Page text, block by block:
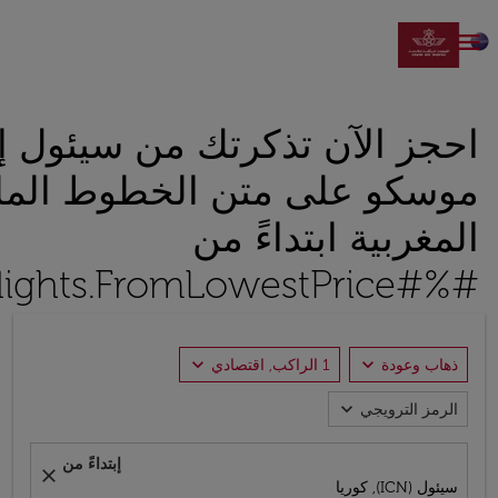

احجز الآن تذكرتك من سيئول
موسكو على متن الخطوط
المغربية ابتداءً من
#%#Flights.FromLowestPrice#%#
ذهاب وعودة expand_more 1 الراكب, اقتصادي expand_more
الرمز الترويجي expand_more
إبتداءً من
سيئول (ICN), كوريا
close